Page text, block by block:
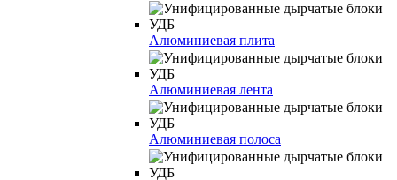
Алюминиевая плита
Алюминиевая лента
Алюминиевая полоса